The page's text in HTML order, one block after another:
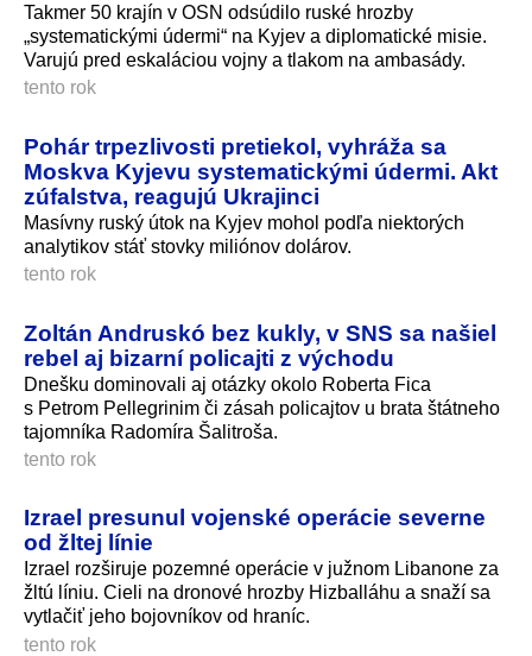
Takmer 50 krajín v OSN odsúdilo ruské hrozby
„systematickými údermi“ na Kyjev a diplomatické misie.
Varujú pred eskaláciou vojny a tlakom na ambasády.
tento rok
Pohár trpezlivosti pretiekol, vyhráža sa
Moskva Kyjevu systematickými údermi. Akt
zúfalstva, reagujú Ukrajinci
Masívny ruský útok na Kyjev mohol podľa niektorých
analytikov stáť stovky miliónov dolárov.
tento rok
Zoltán Andruskó bez kukly, v SNS sa našiel
rebel aj bizarní policajti z východu
Dnešku dominovali aj otázky okolo Roberta Fica
s Petrom Pellegrinim či zásah policajtov u brata štátneho
tajomníka Radomíra Šalitroša.
tento rok
Izrael presunul vojenské operácie severne
od žltej línie
Izrael rozširuje pozemné operácie v južnom Libanone za
žltú líniu. Cieli na dronové hrozby Hizballáhu a snaží sa
vytlačiť jeho bojovníkov od hraníc.
tento rok